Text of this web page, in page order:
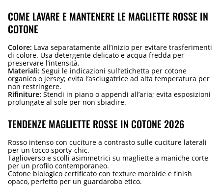
COME LAVARE E MANTENERE LE MAGLIETTE ROSSE IN
COTONE
Colore: Lava separatamente all’inizio per evitare trasferimenti
di colore. Usa detergente delicato e acqua fredda per
preservare l’intensità.
Materiali: Segui le indicazioni sull’etichetta per cotone
organico o jersey; evita l’asciugatrice ad alta temperatura per
non restringere.
Rifiniture: Stendi in piano o appendi all’aria; evita esposizioni
prolungate al sole per non sbiadire.
TENDENZE MAGLIETTE ROSSE IN COTONE 2026
Rosso intenso con cuciture a contrasto sulle cuciture laterali
per un tocco sporty-chic.
Taglioverso e scolli asimmetrici su magliette a maniche corte
per un profilo contemporaneo.
Cotone biologico certificato con texture morbide e finish
opaco, perfetto per un guardaroba etico.